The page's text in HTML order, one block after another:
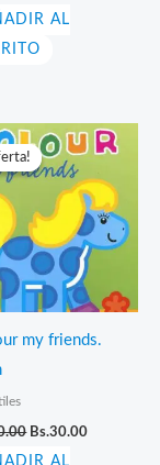
original
era:
Bs.50.00.
AL
my friends.
El
Bs.30.00